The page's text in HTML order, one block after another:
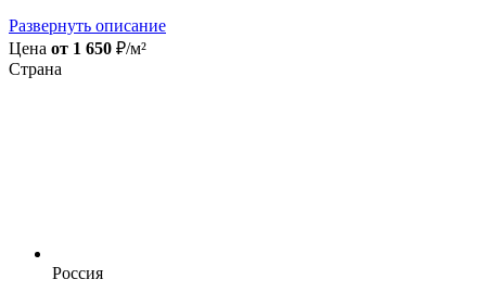
Развернуть описание
Цена от 1 650 ₽/м²
Страна
Россия